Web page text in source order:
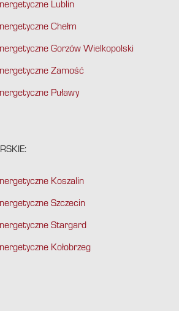
Lublin
Chełm
Gorzów Wielkopolski
Zamość
Puławy
Koszalin
Szczecin
Stargard
Kołobrzeg